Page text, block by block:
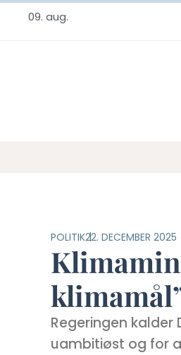
09. aug.
POLITIK22. DECEMBER 2025
Regeringen
uambitiøst og for